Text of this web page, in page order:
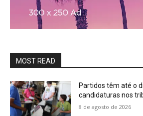
MOST READ
Partidos têm até o
candidaturas nos
8 de agosto de 2026